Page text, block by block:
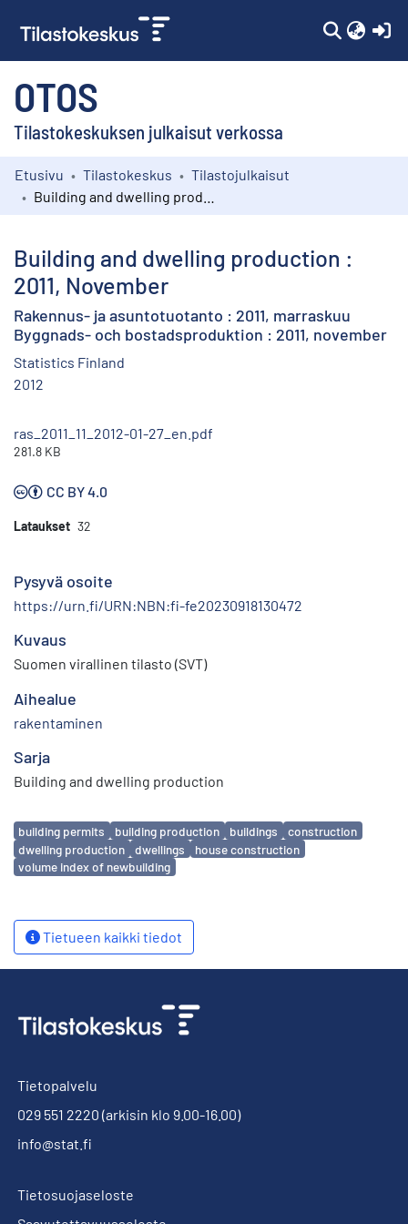
OTOS
Tilastokeskuksen julkaisut verkossa
Kokoelmat
Etusivu Tilastokeskus
Tilastojulkaisut
Building and dwelling production :
2011, November
Rakennus- ja asuntotuotanto : 2011, marraskuu
Byggnads- och bostadsproduktion : 2011, november
Statistics Finland
2012
ras_2011_11_2012-01-27_en.pdf
281.8 KB
CC BY 4.0
Lataukset 32
Pysyvä osoite
https://urn.fi/URN:NBN:fi-fe20230918130472
Kuvaus
Suomen virallinen tilasto (SVT)
Aihealue
rakentaminen
Sarja
Building and dwelling production
Avainsanat
building permits building production buildings
construction
dwelling production
dwellings
house construction
volume index of newbuilding
Tietueen kaikki tiedot
Tietopalvelu
029 551 2220 (arkisin klo 9.00-16.00)
info@stat.fi
Tietosuojaseloste